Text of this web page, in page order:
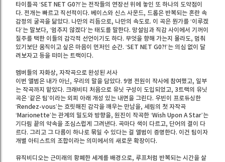
타이틀곡 ‘SET NET G0?!’는 전작들의 연장선 위에 놓인 또 하나의 도약점이
다. 전개는 빠르고 직선적이다. 베이스와 신스 사운드, 드롭은 반복되는 혼란 속
감정의 굴곡을 닮았다. 나만의 리듬으로, 나만의 속도로. 이 곡은 뭔가를 ‘이루겠
다’는 말보다, ‘멈추지 않겠다’는 태도를 말한다. 망설임과 직감 사이에서 기꺼이
질주를 택한 이들의 감각적 선언이기도 하다. 무엇을 향해 가는지 몰라도, 멈춰
있기보단 움직이고 싶은 마음이 먼저인 순간. ‘SET NET G0?!’는 의심 없이 달
려보자고 등을 떠미는 트랙이다.
멤버들의 자화상, 자작곡으로 완성된 서사
이번 앨범은 내가 아닌, 우리의 말을 담았다. 9명 전원이 작사에 참여했고, 일부
는 작곡까지 맡았다. 크래비티 처음으로 유닛 구성이 도입되었고, 3트랙의 유닛
곡은 ‘같은 팀’이라는 외피 아래 개성 있는 내면을 그린다. 우빈이 프로듀싱한
‘Rendez-vous’는 흐릿해진 감각을 깨우는 만남을, 세림의 첫 자작곡
‘Marionette’는 관계의 밀도와 방향을, 원진이 작곡한 ‘Wish Upon A Star’는
기다림 끝의 약속을 조심스럽게 그려낸다. 곡마다 색이 다르고, 단어의 결이 다
르다. 그리고 그 다름이 하나로 묶일 수 있다는 걸 앨범이 증명한다. 이건 팀이자
개별 아티스트의 조합이라는 의미에서의 새로운 확장이다.
뮤직비디오는 근미래의 황폐한 세계를 배경으로, 루프처럼 반복되는 시간을 살